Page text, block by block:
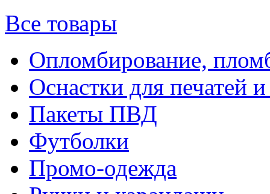
Все товары
Опломбирование,
Оснастки для печатей
Пакеты ПВД
Футболки
Промо-одежда